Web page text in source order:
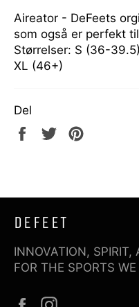
Aireator - DeFeets
som også er perfekt
Størrelser: S (36-
XL (46+)
Del
Del
Tweet
DEFEET
INNOVATION,
FOR THE SPORTS WE
Facebook